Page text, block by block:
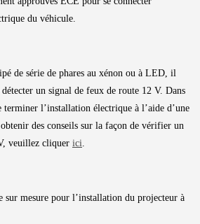
du véhicule.
de série de phares au xénon ou à LED, il
un signal de feux de route 12 V. Dans
terminer l’installation électrique à l’aide d’une
des conseils sur la façon de vérifier un
veuillez cliquer ici.
sur mesure pour l’installation du projecteur à